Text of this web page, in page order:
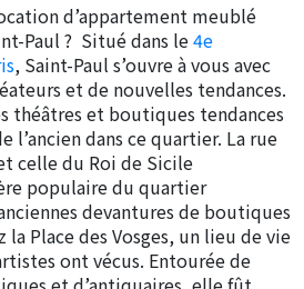
d’appartement meublé
Paul ? Situé dans le4e
, Saint-Paul s’ouvre à vous avec
et de nouvelles tendances.
théâtres et boutiques tendances
l’ancien dans ce quartier. La rue
celle du Roi de Sicile
populaire du quartier
devantures de boutiques
la Place des Vosges, un lieu de vie
ont vécus. Entourée de